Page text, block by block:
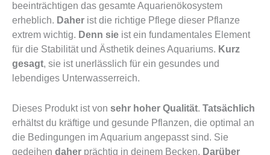
beeinträchtigen das gesamte Aquarienökosystem
erheblich. Daher ist die richtige Pflege dieser Pflanze
extrem wichtig. Denn sie ist ein fundamentales Element
für die Stabilität und Ästhetik deines Aquariums. Kurz
gesagt, sie ist unerlässlich für ein gesundes und
lebendiges Unterwasserreich.
Dieses Produkt ist von sehr hoher Qualität. Tatsächlich
erhältst du kräftige und gesunde Pflanzen, die optimal an
die Bedingungen im Aquarium angepasst sind. Sie
gedeihen daher prächtig in deinem Becken. Darüber